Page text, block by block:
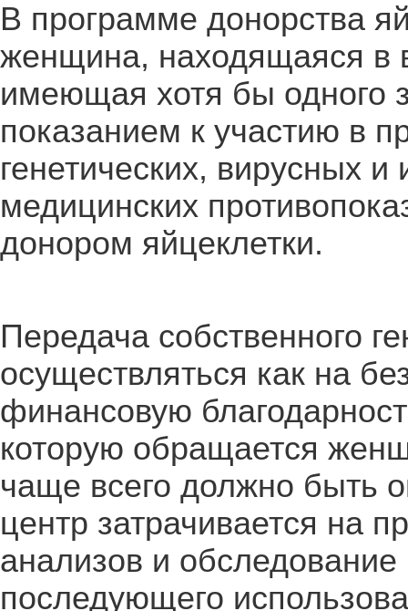
В программе донорства
женщина, находящаяся в
имеющая хотя бы одного
показанием к участию в
генетических, вирусных
медицинских
донором яйцеклетки.
Передача собственного
осуществляться как на
финансовую
которую обращается
чаще всего должно быть
центр затрачивается на
анализов и
последующего